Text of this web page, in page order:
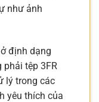
như ảnh
định dạng
phải tệp 3FR
lý trong các
yêu thích của